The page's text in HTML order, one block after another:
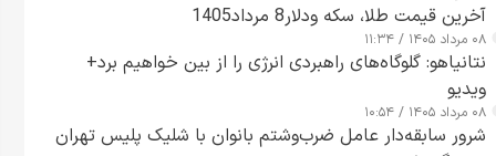
آخرین قیمت طلا، سکه ودلار8 مرداد1405
۰۸ مرداد ۱۴۰۵ / ۱۱:۳۴
نتانیاهو: گلوگاه‌های راهبردی انرژی را از بین خواهیم برد+
ویدیو
۰۸ مرداد ۱۴۰۵ / ۱۰:۵۴
شرور سابقه‌دار عامل ضرب‌وشتم بانوان با شلیک پلیس تهران